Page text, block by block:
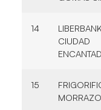
14
LIBERBANK
CIUDAD
15
MORRAZO